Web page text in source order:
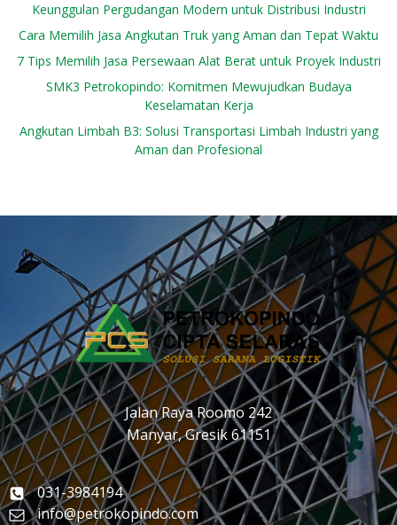
Keunggulan Pergudangan Modern untuk Distribusi Industri
Cara Memilih Jasa Angkutan Truk yang Aman dan Tepat Waktu
7 Tips Memilih Jasa Persewaan Alat Berat untuk Proyek Industri
SMK3 Petrokopindo: Komitmen Mewujudkan Budaya
Keselamatan Kerja
Angkutan Limbah B3: Solusi Transportasi Limbah Industri yang
Aman dan Profesional
Jalan Raya Roomo 242
Manyar, Gresik 61151
031-3984194
info@petrokopindo.com